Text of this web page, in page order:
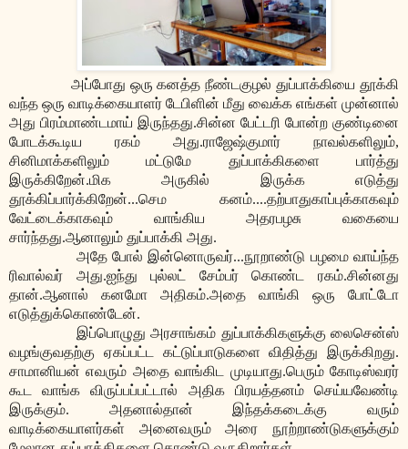
அப்போது ஒரு கனத்த நீண்டகுழல் துப்பாக்கியை தூக்கி
வந்த ஒரு வாடிக்கையாளர் டேபிளின் மீது வைக்க எங்கள் முன்னால்
அது பிரம்மாண்டமாய் இருந்தது.சின்ன பேட்டரி போன்ற குண்டினை
போடக்கூடிய ரகம் அது.ராஜேஷ்குமார் நாவல்களிலும்,
சினிமாக்களிலும் மட்டுமே துப்பாக்கிகளை பார்த்து
இருக்கிறேன்.மிக அருகில் இருக்க எடுத்து
தூக்கிப்பார்க்கிறேன்...செம கனம்....தற்பாதுகாப்புக்காகவும்
வேட்டைக்காகவும் வாங்கிய அதரபழசு வகையை
சார்ந்தது.ஆனாலும் துப்பாக்கி அது.
அதே போல் இன்னொருவர்...நூறாண்டு பழமை வாய்ந்த
ரிவால்வர் அது.ஐந்து புல்லட் சேம்பர் கொண்ட ரகம்.சின்னது
தான்.ஆனால் கனமோ அதிகம்.அதை வாங்கி ஒரு போட்டோ
எடுத்துக்கொண்டேன்.
இப்பொழுது அரசாங்கம் துப்பாக்கிகளுக்கு லைசென்ஸ்
வழங்குவதற்கு ஏகப்பட்ட கட்டுப்பாடுகளை விதித்து இருக்கிறது.
சாமானியன் எவரும் அதை வாங்கிட முடியாது.பெரும் கோடிஸ்வரர்
கூட வாங்க விருப்பப்பட்டால் அதிக பிரயத்தனம் செய்யவேண்டி
இருக்கும். அதனால்தான் இந்தக்கடைக்கு வரும்
வாடிக்கையாளர்கள் அனைவரும் அரை நூற்றாண்டுகளுக்கும்